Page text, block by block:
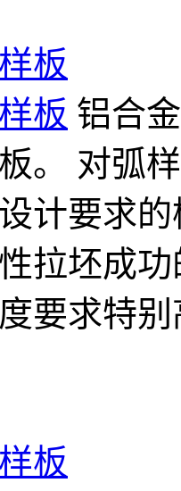
板
板 铝合
。 对弧
计要求
拉坯成
要求特别
板